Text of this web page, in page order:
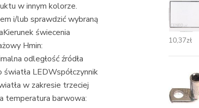
w innym kolorze.
i/lub sprawdzić wybraną
świecenia
Hmin:
odległość źródła
LEDWspółczynnik
w zakresie trzeciej
temperatura barwowa:
10,37zł